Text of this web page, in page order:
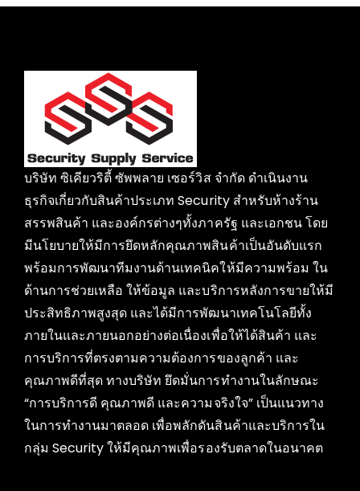
บริษัท ซิเคียวริตี้ ซัพพลาย เซอร์วิส จำกัด ดำเนินงาน
ธุรกิจเกี่ยวกับสินค้าประเภท Security สำหรับห้างร้าน
สรรพสินค้า และองค์กรต่างๆทั้งภาครัฐ และเอกชน โดย
มีนโยบายให้มีการยึดหลักคุณภาพสินค้าเป็นอันดับแรก
พร้อมการพัฒนาทีมงานด้านเทคนิคให้มีความพร้อม ใน
ด้านการช่วยเหลือ ให้ข้อมูล และบริการหลังการขายให้มี
ประสิทธิภาพสูงสุด และได้มีการพัฒนาเทคโนโลยีทั้ง
ภายในและภายนอกอย่างต่อเนื่องเพื่อให้ได้สินค้า และ
การบริการที่ตรงตามความต้องการของลูกค้า และ
คุณภาพดีที่สุด ทางบริษัท ยึดมั่นการทำงานในลักษณะ
“การบริการดี คุณภาพดี และความจริงใจ” เป็นแนวทาง
ในการทำงานมาตลอด เพื่อพลักดันสินค้าและบริการใน
กลุ่ม Security ให้มีคุณภาพเพื่อรองรับตลาดในอนาคต